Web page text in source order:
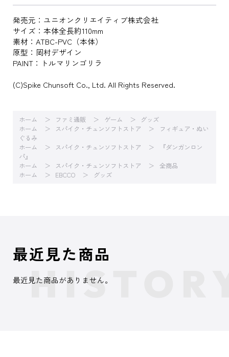
発売元：ユニオンクリエイティブ株式会社
サイズ：本体全長約110mm
素材：ATBC-PVC（本体）
原型：岡村デザイン
PAINT：トルマリンゴリラ
(C)Spike Chunsoft Co., Ltd. All Rights Reserved.
ホーム ファミ通販 ゲーム
グッズ
ホーム
スパイク・チュンソフトストア
フィギュア・ぬい
ぐるみ
ホーム
スパイク・チュンソフトストア
『ダンガンロン
パ』
ホーム
スパイク・チュンソフトストア
全商品
ホーム
EBCCO グッズ
最近見た商品
最近見た商品がありません。